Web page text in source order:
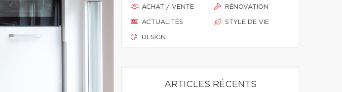
ACHAT / VENTE
ACTUALITÉS
DESIGN
RÉNOVATION
STYLE DE VIE
ARTICLES RÉCENTS